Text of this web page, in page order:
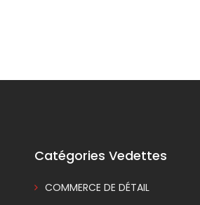
Catégories Vedettes
COMMERCE DE DÉTAIL